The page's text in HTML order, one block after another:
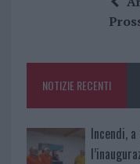
o
k
NOTIZIE RECENTI
Incendi,